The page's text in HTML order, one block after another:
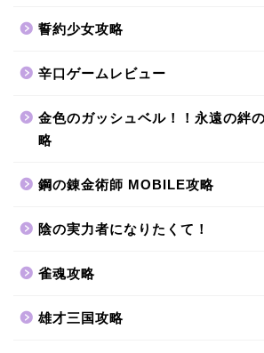
誓約少女攻略
辛口ゲームレビュー
金色のガッシュベル！！永遠の絆
略
鋼の錬金術師 MOBILE攻略
陰の実力者になりたくて！
雀魂攻略
雄才三国攻略